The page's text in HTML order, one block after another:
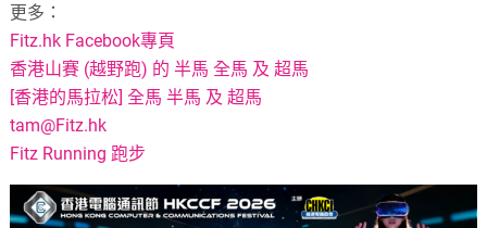
更多：
Fitz.hk Facebook專頁
香港山賽 (越野跑) 的 半馬 全馬 及 超馬
[香港的馬拉松] 全馬 半馬 及 超馬
tam@Fitz.hk
Fitz Running 跑步